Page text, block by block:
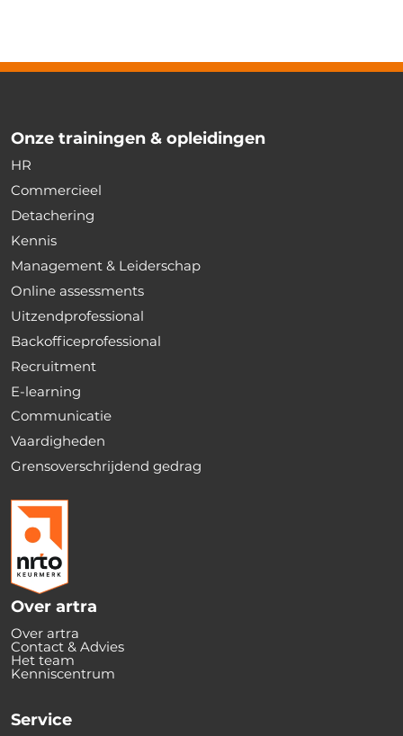
Onze trainingen & opleidingen
HR
Commercieel
Detachering
Kennis
Management & Leiderschap
Online assessments
Uitzendprofessional
Backofficeprofessional
Recruitment
E-learning
Communicatie
Vaardigheden
Grensoverschrijdend gedrag
Over artra
Over artra
Contact & Advies
Het team
Kenniscentrum
Service